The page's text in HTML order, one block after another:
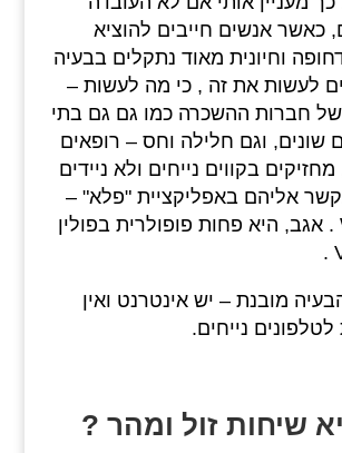
כאשר אנשים חייבים להוציא
וחיונית מאוד נתקלים בבעיה
לעשות את זה , כי מה לעשות –
של חברות ההשכרה כמו גם גם בתי
שונים, וגם חלילה וחס – רופאים
בקווים נייחים ולא ניידים
אליהם באפליקציית "פלא" –
WHATSAPP . אגב, היא פחות פופולרית בפולין
מובנת – יש אינטרנט ואין
נייחים.
שיחות זול ומהר ?